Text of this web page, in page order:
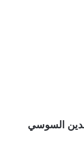
السوسي